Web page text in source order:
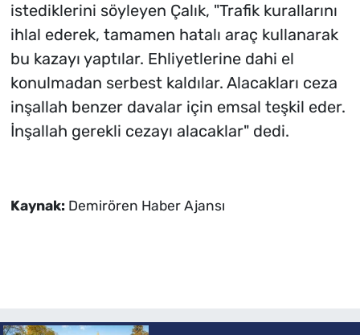
istediklerini söyleyen Çalık, "Trafik kurallarını
ihlal ederek, tamamen hatalı araç kullanarak
bu kazayı yaptılar. Ehliyetlerine dahi el
konulmadan serbest kaldılar. Alacakları ceza
inşallah benzer davalar için emsal teşkil eder.
İnşallah gerekli cezayı alacaklar" dedi.
Kaynak: Demirören Haber Ajansı